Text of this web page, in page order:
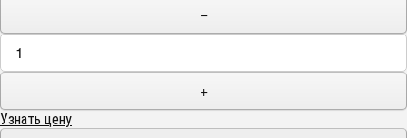
−
+
Узнать цену